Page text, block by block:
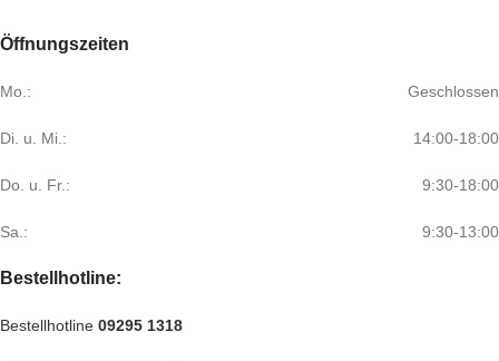
Öffnungszeiten
Mo.: Geschlossen
Di. u. Mi.: 14:00-18:00
Do. u. Fr.: 9:30-18:00
Sa.: 9:30-13:00
Bestellhotline:
Bestellhotline 09295 1318